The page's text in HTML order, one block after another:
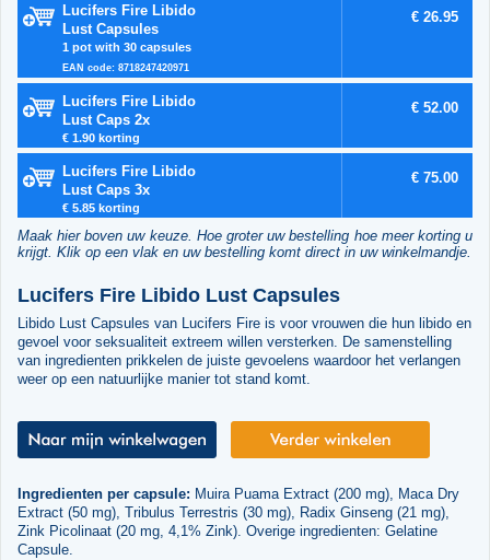
Lucifers Fire Libido
Lust Capsules
1 pot with 30 capsules
EAN code: 8718247420971
€ 26.95
Lucifers Fire Libido
Lust Caps 2x
€ 1.90 korting
€ 52.00
Lucifers Fire Libido
Lust Caps 3x
€ 5.85 korting
€ 75.00
Maak hier boven uw keuze. Hoe groter uw bestelling hoe meer korting u
krijgt. Klik op een vlak en uw bestelling komt direct in uw winkelmandje.
Lucifers Fire Libido Lust Capsules
Libido Lust Capsules van Lucifers Fire is voor vrouwen die hun libido en
gevoel voor seksualiteit extreem willen versterken. De samenstelling
van ingredienten prikkelen de juiste gevoelens waardoor het verlangen
weer op een natuurlijke manier tot stand komt.
Ingredienten per capsule: Muira Puama Extract (200 mg), Maca Dry
Extract (50 mg), Tribulus Terrestris (30 mg), Radix Ginseng (21 mg),
Zink Picolinaat (20 mg, 4,1% Zink). Overige ingredienten: Gelatine
Capsule.